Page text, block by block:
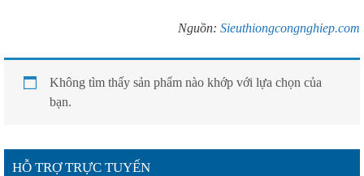
Nguồn: Sieuthiongcongnghiep.com
Không tìm thấy sản phẩm nào khớp với lựa chọn của
bạn.
HỖ TRỢ TRỰC TUYẾN